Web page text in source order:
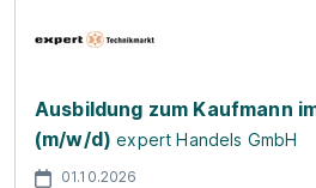
Ausbildung zum Kaufmann
(m/w/d) expert Handels GmbH
01.10.2026